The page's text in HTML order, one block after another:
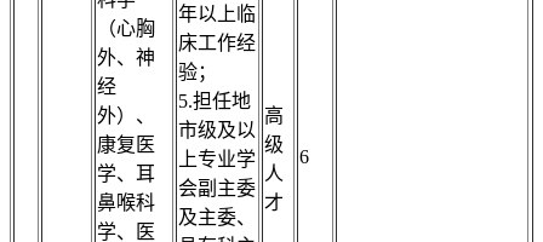
（心胸
外、神
经
外）、
康复医
学、耳
鼻喉科
学、医
年以上临
床工作经
验；
5.担任地
市级及以
上专业学
会副主委
及主委、
高
级
人
才
6